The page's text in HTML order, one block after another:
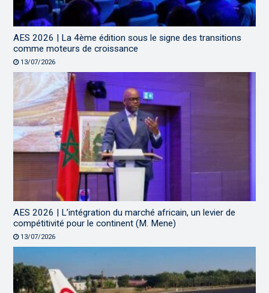
AES 2026 | La 4ème édition sous le signe des transitions
comme moteurs de croissance
13/07/2026
AES 2026 | L’intégration du marché africain, un levier de
compétitivité pour le continent (M. Mene)
13/07/2026